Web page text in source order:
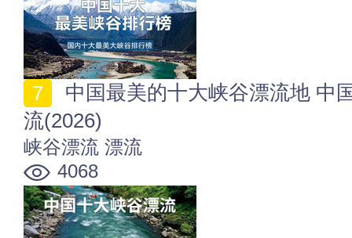
流(2026)
峡谷漂流 漂流
4068